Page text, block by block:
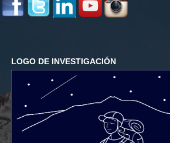
LOGO DE INVESTIGACIÓN